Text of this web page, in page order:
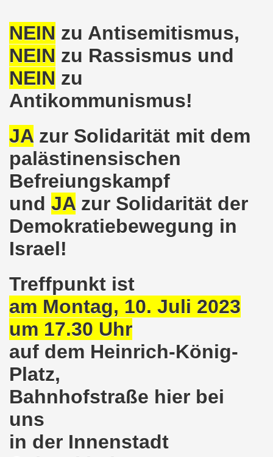
NEIN zu Antisemitismus,
NEIN zu Rassismus und
NEIN zu
Antikommunismus!
JA zur Solidarität mit dem
palästinensischen
Befreiungskampf
und JA zur Solidarität der
Demokratiebewegung in
Israel!
Treffpunkt ist
am Montag, 10. Juli 2023
um 17.30 Uhr
auf dem Heinrich-König-
Platz,
Bahnhofstraße hier bei
uns
in der Innenstadt
auch wieder für die Landesliste der
am 13.09.2021 im direkten Gespräch -
solidarisch am 12.07.2021 mit Stefan Engel,
Bewegung Gelsenkirchen am 12.07.2021!
Bürger am 14.06.2021 müssen alle
Gelsenkirchener Montagsdemo-Bewegung am
Bewegung am 17.05.2021 setzt Zeichen der Solidarität
am 12.04.2021: Klare Kante gegen Corona-
als einer der Schwerpunkt-Themen am 12.04.2021 der
am 29.03.2021 mit großem Zuspruch -
Bewegung am 29.03.2021 steht konsequent
sendet kämpferische Grüße am 08.03.2021 zum
Bewegung am 08.03.2021 im Zeichen des
Montagsdemo-Bewegung am 08. März
bei Eiseskälte gegen die katastrophale Flüchtlings-
Montagsdemo-Bewegung am 15. Februar 2021
Montagsdemo-Bewegung am 11. Januar 2021